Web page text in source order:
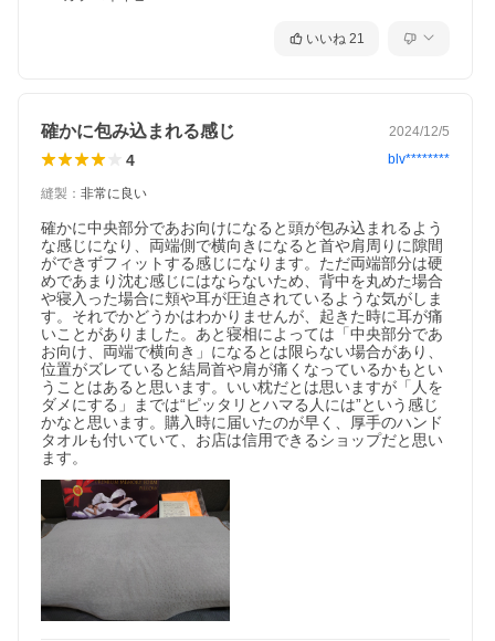
いいね 21
確かに包み込まれる感じ 2024/12/5
4 blv********
縫製 ： 非常に良い
確かに中央部分であお向けになると頭が包み込まれるよう
な感じになり、両端側で横向きになると首や肩周りに隙間
ができずフィットする感じになります。ただ両端部分は硬
めであまり沈む感じにはならないため、背中を丸めた場合
や寝入った場合に頬や耳が圧迫されているような気がしま
す。それでかどうかはわかりませんが、起きた時に耳が痛
いことがありました。あと寝相によっては「中央部分であ
お向け、両端で横向き」になるとは限らない場合があり、
位置がズレていると結局首や肩が痛くなっているかもとい
うことはあると思います。いい枕だとは思いますが「人を
ダメにする」までは“ピッタリとハマる人には”という感じ
かなと思います。購入時に届いたのが早く、厚手のハンド
タオルも付いていて、お店は信用できるショップだと思い
ます。